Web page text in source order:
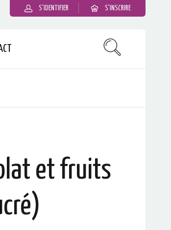
S'IDENTIFIER S'INSCRIRE
et fruits